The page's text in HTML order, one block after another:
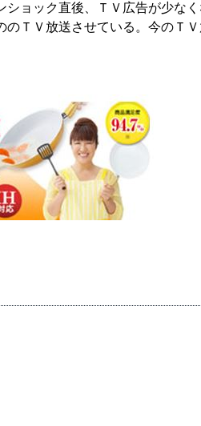
ショック直後、ＴＶ広告が少な
のＴＶ放送させている。今のＴ